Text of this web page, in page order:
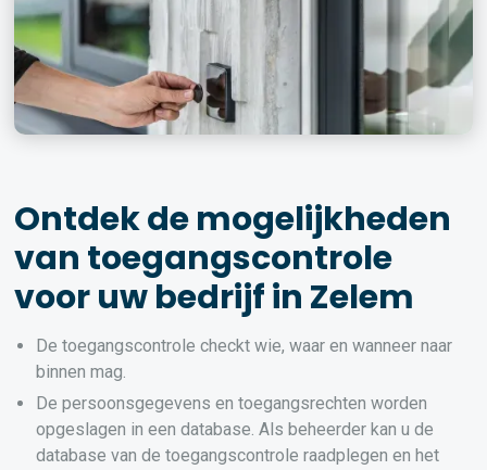
Ontdek de mogelijkheden
van toegangscontrole
voor uw bedrijf in Zelem
De toegangscontrole checkt wie, waar en wanneer naar
binnen mag.
De persoonsgegevens en toegangsrechten worden
opgeslagen in een database. Als beheerder kan u de
database van de toegangscontrole raadplegen en het